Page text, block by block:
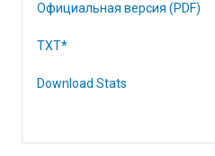
Официальная версия (PDF)
TXT*
Download Stats